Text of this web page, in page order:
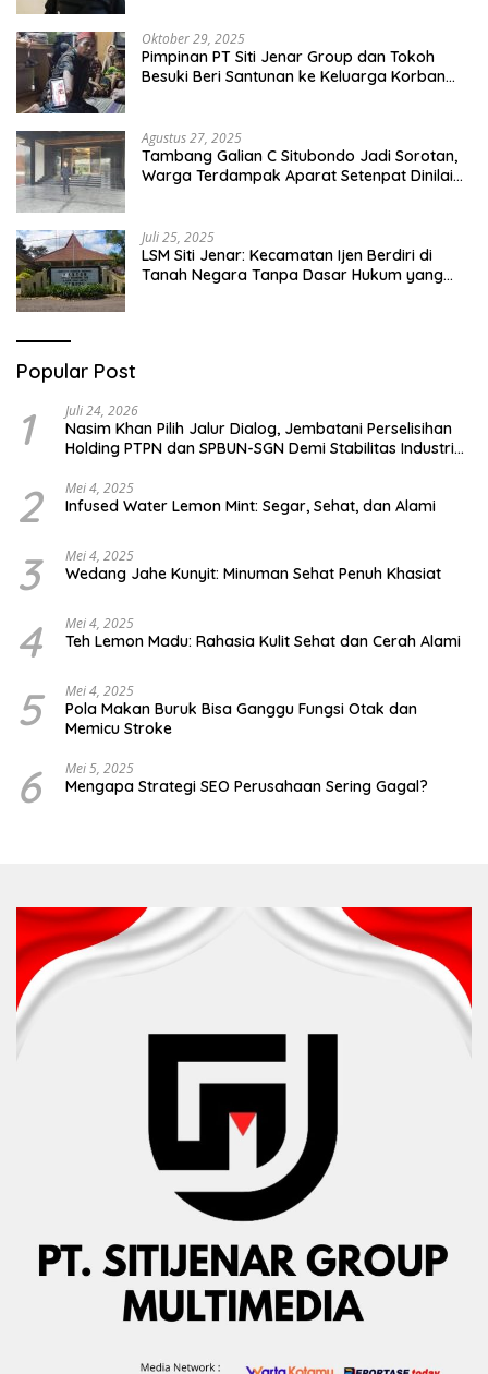
Oktober 29, 2025
Pimpinan PT Siti Jenar Group dan Tokoh
Besuki Beri Santunan ke Keluarga Korban
Agustus 27, 2025
Tambang Galian C Situbondo Jadi Sorotan,
Warga Terdampak Aparat Setenpat Dinilai
Juli 25, 2025
LSM Siti Jenar: Kecamatan Ijen Berdiri di
Tanah Negara Tanpa Dasar Hukum yang
Popular Post
1 Juli 24, 2026
Nasim Khan Pilih Jalur Dialog, Jembatani Perselisihan
Holding PTPN dan SPBUN-SGN Demi Stabilitas Industri
2 Mei 4, 2025
Infused Water Lemon Mint: Segar, Sehat, dan Alami
3 Mei 4, 2025
Wedang Jahe Kunyit: Minuman Sehat Penuh Khasiat
4 Mei 4, 2025
Teh Lemon Madu: Rahasia Kulit Sehat dan Cerah Alami
5 Mei 4, 2025
Pola Makan Buruk Bisa Ganggu Fungsi Otak dan
Memicu Stroke
6 Mei 5, 2025
Mengapa Strategi SEO Perusahaan Sering Gagal?